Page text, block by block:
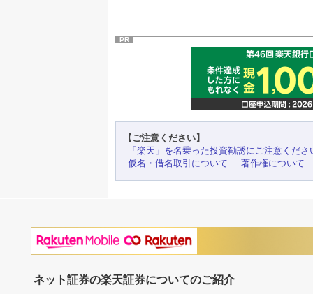
PR
【ご注意ください】
「楽天」を名乗った投資勧誘にご注意くださ
仮名・借名取引について
著作権について
ネット証券の楽天証券についてのご紹介